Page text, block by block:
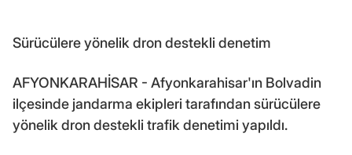
Sürücülere yönelik dron destekli denetim
AFYONKARAHİSAR - Afyonkarahisar'ın Bolvadin
ilçesinde jandarma ekipleri tarafından sürücülere
yönelik dron destekli trafik denetimi yapıldı.